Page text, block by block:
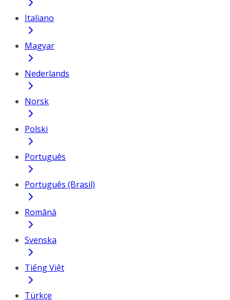
Italiano
Magyar
Nederlands
Norsk
Polski
Português
Português (Brasil)
Română
Svenska
Tiếng Việt
Türkçe